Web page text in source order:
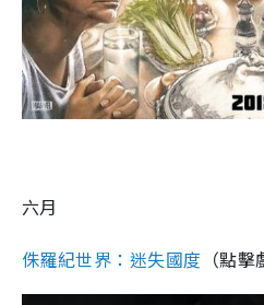
六月
侏羅紀世界：迷失國度 （點